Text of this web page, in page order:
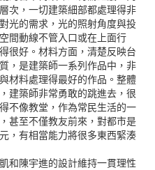
次，一切建築細部都處理得非
光的需求，光的照射角度與投
間動線不管入口或在上面行
很好。材料方面，清楚反映台
，是建築師一系列作品中，非
材料處理得最好的作品。整體
建築師非常勇敢的跳進去，很
不像教堂，作為常民生活的一
甚至不僅教友前來，對都市是
，有相當能力將很多東西緊湊
和陳宇進的設計維持一貫理性